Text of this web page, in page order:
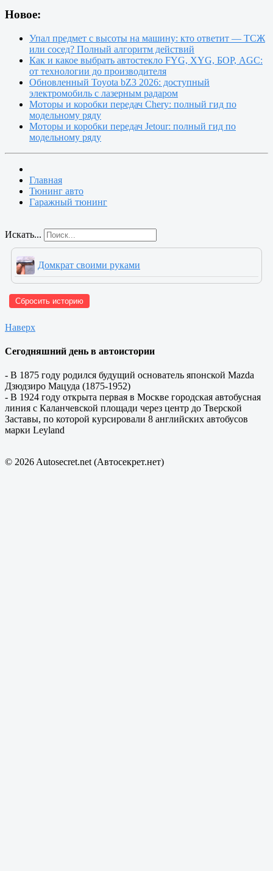
Новое:
Упал предмет с высоты на машину: кто ответит — ТСЖ
или сосед? Полный алгоритм действий
Как и какое выбрать автостекло FYG, XYG, БОР, AGC:
от технологии до производителя
Обновленный Toyota bZ3 2026: доступный
электромобиль с лазерным радаром
Моторы и коробки передач Chery: полный гид по
модельному ряду
Моторы и коробки передач Jetour: полный гид по
модельному ряду
Главная
Тюнинг авто
Гаражный тюнинг
Искать...
Домкрат своими руками
Сбросить историю
Наверх
Сегодняшний день в автоистории
- В 1875 году родился будущий основатель японской Mazda
Дзюдзиро Мацуда (1875-1952)
- В 1924 году открыта первая в Москве городская автобусная
линия с Каланчевской площади через центр до Тверской
Заставы, по которой курсировали 8 английских автобусов
марки Leyland
© 2026 Autosecret.net (Автосекрет.нет)